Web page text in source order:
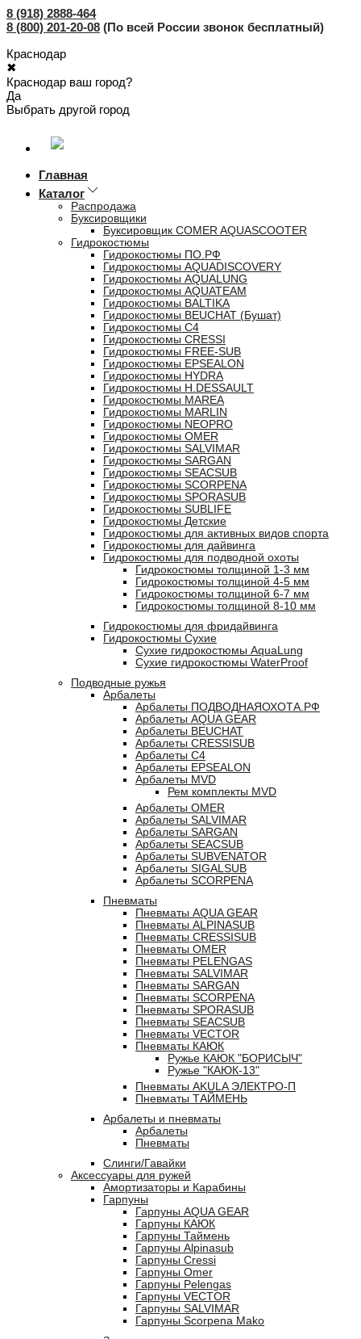
8 (918) 2888-464
8 (800) 201-20-08 (По всей России звонок бесплатный)
Краснодар
✖
Краснодар ваш город?
Да
Выбрать другой город
Главная
Каталог
Распродажа
Буксировщики
Буксировщик COMER AQUASCOOTER
Гидрокостюмы
Гидрокостюмы ПО.РФ
Гидрокостюмы AQUADISCOVERY
Гидрокостюмы AQUALUNG
Гидрокостюмы AQUATEAM
Гидрокостюмы BALTIKA
Гидрокостюмы BEUCHAT (Бушат)
Гидрокостюмы C4
Гидрокостюмы CRESSI
Гидрокостюмы FREE-SUB
Гидрокостюмы EPSEALON
Гидрокостюмы HYDRA
Гидрокостюмы H.DESSAULT
Гидрокостюмы MAREA
Гидрокостюмы MARLIN
Гидрокостюмы NEOPRO
Гидрокостюмы OMER
Гидрокостюмы SALVIMAR
Гидрокостюмы SARGAN
Гидрокостюмы SEACSUB
Гидрокостюмы SCORPENA
Гидрокостюмы SPORASUB
Гидрокостюмы SUBLIFE
Гидрокостюмы Детские
Гидрокостюмы для активных видов спорта
Гидрокостюмы для дайвинга
Гидрокостюмы для подводной охоты
Гидрокостюмы толщиной 1-3 мм
Гидрокостюмы толщиной 4-5 мм
Гидрокостюмы толщиной 6-7 мм
Гидрокостюмы толщиной 8-10 мм
Гидрокостюмы для фридайвинга
Гидрокостюмы Сухие
Сухие гидрокостюмы AquaLung
Сухие гидрокостюмы WaterProof
Подводные ружья
Арбалеты
Арбалеты ПОДВОДНАЯОХОТА.РФ
Арбалеты AQUA GEAR
Арбалеты BEUCHAT
Арбалеты CRESSISUB
Арбалеты C4
Арбалеты EPSEALON
Арбалеты MVD
Рем комплекты MVD
Арбалеты OMER
Арбалеты SALVIMAR
Арбалеты SARGAN
Арбалеты SEACSUB
Арбалеты SUBVENATOR
Арбалеты SIGALSUB
Арбалеты SCORPENA
Пневматы
Пневматы AQUA GEAR
Пневматы ALPINASUB
Пневматы CRESSISUB
Пневматы OMER
Пневматы PELENGAS
Пневматы SALVIMAR
Пневматы SARGAN
Пневматы SCORPENA
Пневматы SPORASUB
Пневматы SEACSUB
Пневматы VECTOR
Пневматы КАЮК
Ружье КАЮК "БОРИСЫЧ"
Ружье "КАЮК-13"
Пневматы AKULA ЭЛЕКТРО-П
Пневматы ТАЙМЕНЬ
Арбалеты и пневматы
Арбалеты
Пневматы
Слинги/Гавайки
Аксессуары для ружей
Амортизаторы и Карабины
Гарпуны
Гарпуны AQUA GEAR
Гарпуны КАЮК
Гарпуны Таймень
Гарпуны Alpinasub
Гарпуны Cressi
Гарпуны Omer
Гарпуны Pelengas
Гарпуны VECTOR
Гарпуны SALVIMAR
Гарпуны Scorpena Mako